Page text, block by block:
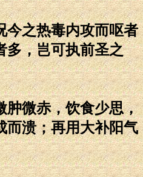
今之热毒内攻而呕者
多，岂可执前圣之
肿微赤，饮食少思，
而溃；再用大补阳气